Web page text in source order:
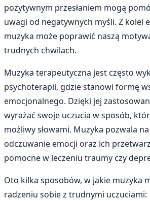
pozytywnym przesłaniem mogą
uwagi od negatywnych myśli. Z kolei
muzyka może poprawić naszą
trudnych chwilach.
Muzyka terapeutyczna jest często
psychoterapii, gdzie stanowi formę
emocjonalnego. Dzięki jej
wyrażać swoje uczucia w sposób,
możliwy słowami. Muzyka pozwala na
odczuwanie emocji oraz ich
pomocne w leczeniu traumy czy
Oto kilka sposobów, w jakie muzyka
radzeniu sobie z trudnymi uczuciami: